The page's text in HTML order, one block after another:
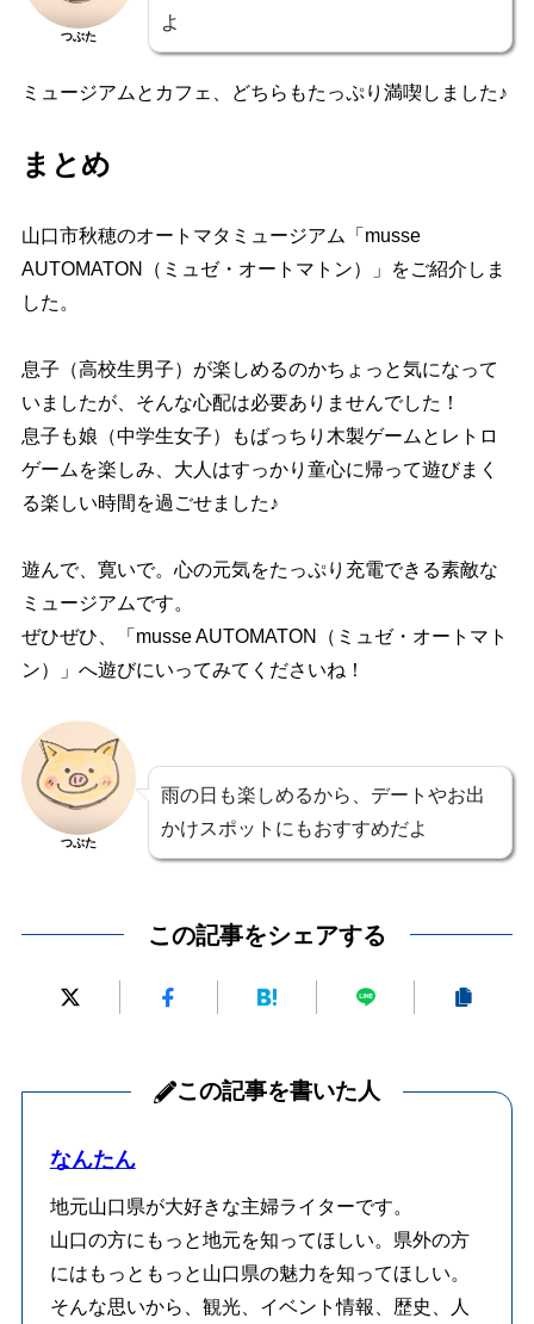
つぶた
よ
ミュージアムとカフェ、どちらもたっぷり満喫しました♪
まとめ
山口市秋穂のオートマタミュージアム「musse
AUTOMATON（ミュゼ・オートマトン）」をご紹介しま
した。
息子（高校生男子）が楽しめるのかちょっと気になって
いましたが、そんな心配は必要ありませんでした！
息子も娘（中学生女子）もばっちり木製ゲームとレトロ
ゲームを楽しみ、大人はすっかり童心に帰って遊びまく
る楽しい時間を過ごせました♪
遊んで、寛いで。心の元気をたっぷり充電できる素敵な
ミュージアムです。
ぜひぜひ、「musse AUTOMATON（ミュゼ・オートマト
ン）」へ遊びにいってみてくださいね！
つぶた
雨の日も楽しめるから、デートやお出
かけスポットにもおすすめだよ
この記事をシェアする
この記事を書いた人
なんたん
地元山口県が大好きな主婦ライターです。
山口の方にもっと地元を知ってほしい。県外の方
にはもっともっと山口県の魅力を知ってほしい。
そんな思いから、観光、イベント情報、歴史、人